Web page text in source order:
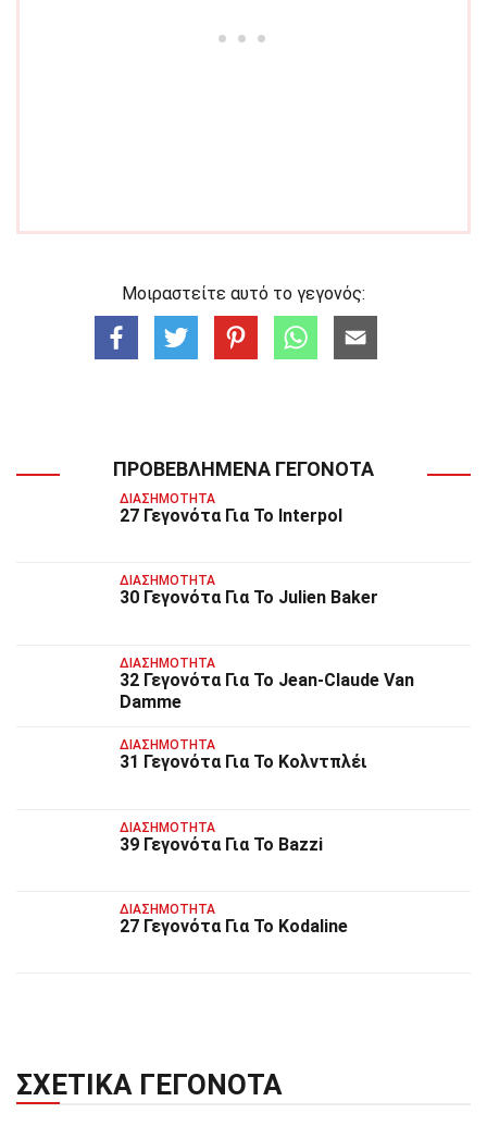
Μοιραστείτε αυτό το γεγονός:
ΠΡΟΒΕΒΛΗΜΈΝΑ ΓΕΓΟΝΌΤΑ
ΔΙΑΣΗΜΌΤΗΤΑ
27 Γεγονότα Για Το Interpol
ΔΙΑΣΗΜΌΤΗΤΑ
30 Γεγονότα Για Το Julien Baker
ΔΙΑΣΗΜΌΤΗΤΑ
32 Γεγονότα Για Το Jean-Claude Van
Damme
ΔΙΑΣΗΜΌΤΗΤΑ
31 Γεγονότα Για Το Κολντπλέι
ΔΙΑΣΗΜΌΤΗΤΑ
39 Γεγονότα Για Το Bazzi
ΔΙΑΣΗΜΌΤΗΤΑ
27 Γεγονότα Για Το Kodaline
ΣΧΕΤΙΚΆ ΓΕΓΟΝΌΤΑ